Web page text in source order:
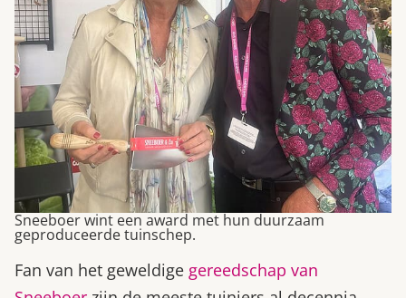
Sneeboer wint een award met hun duurzaam
geproduceerde tuinschep.
Fan van het geweldige gereedschap van